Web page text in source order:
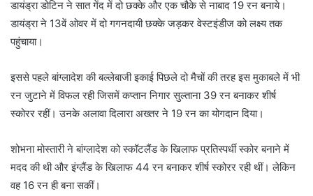
डायंड्रा डोटिन ने सात गेंद में दो छक्के और एक चौके से नाबाद 19 रन बनाये।
डायंड्रा ने 13वें ओवर में दो गगनदायी छक्के जड़कर वेस्टइंडीज को लक्ष्य तक
पहुंचाया।
इससे पहले बांग्लादेश की बल्लेबाजी इकाई पिछले दो मैचों की तरह इस मुकाबले में भी
रन जुटाने में विफल रही जिसमें कप्तान निगार सुल्ताना 39 रन बनाकर शीर्ष
स्कोरर रहीं। उनके अलावा दिलारा अख्तर ने 19 रन का योगदान दिया।
शोभना मोस्तारी ने बांग्लादेश को स्कॉटलैंड के खिलाफ प्रतिस्पर्धी स्कोर बनाने में
मदद की थी और इंग्लैंड के खिलाफ 44 रन बनाकर शीर्ष स्कोरर रही थीं। लेकिन
वह 16 रन ही बना सकीं।